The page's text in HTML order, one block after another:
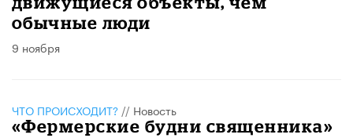
обычные люди
9 ноября
ЧТО ПРОИСХОДИТ? // Новость
«Фермерские будни священника»